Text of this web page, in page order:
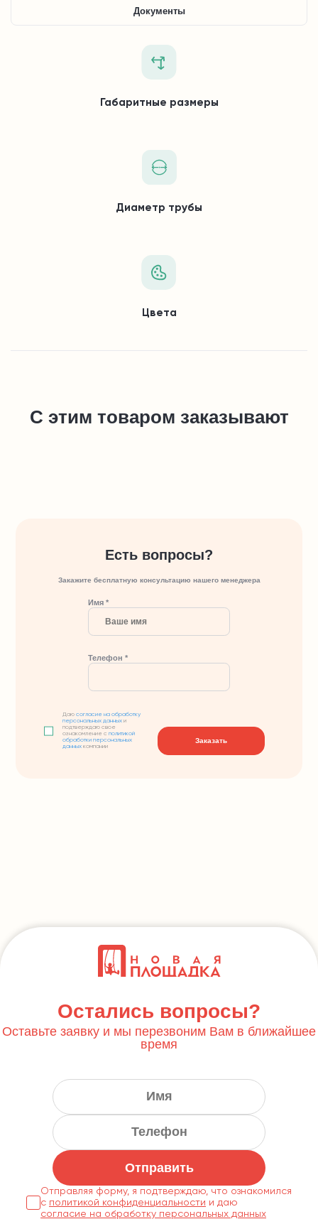
Документы
Габаритные размеры
Диаметр трубы
Цвета
С этим товаром заказывают
Есть вопросы?
Закажите бесплатную консультацию нашего менеджера
Имя *
Телефон *
Даюсогласие на обработку
персональных данных и
подтверждаю свое
ознакомление сполитикой
обработки персональных
данных компании
Заказать
Остались вопросы?
Оставьте заявку и мы перезвоним Вам в ближайшее
время
Отправить
Отправляя форму, я подтверждаю, что ознакомился
с политикой конфиденциальности
согласие на обработку персональных данных